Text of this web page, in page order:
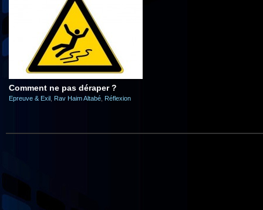
Comment ne pas déraper ?
Epreuve & Exil Rav Haim Altabé Réflexion